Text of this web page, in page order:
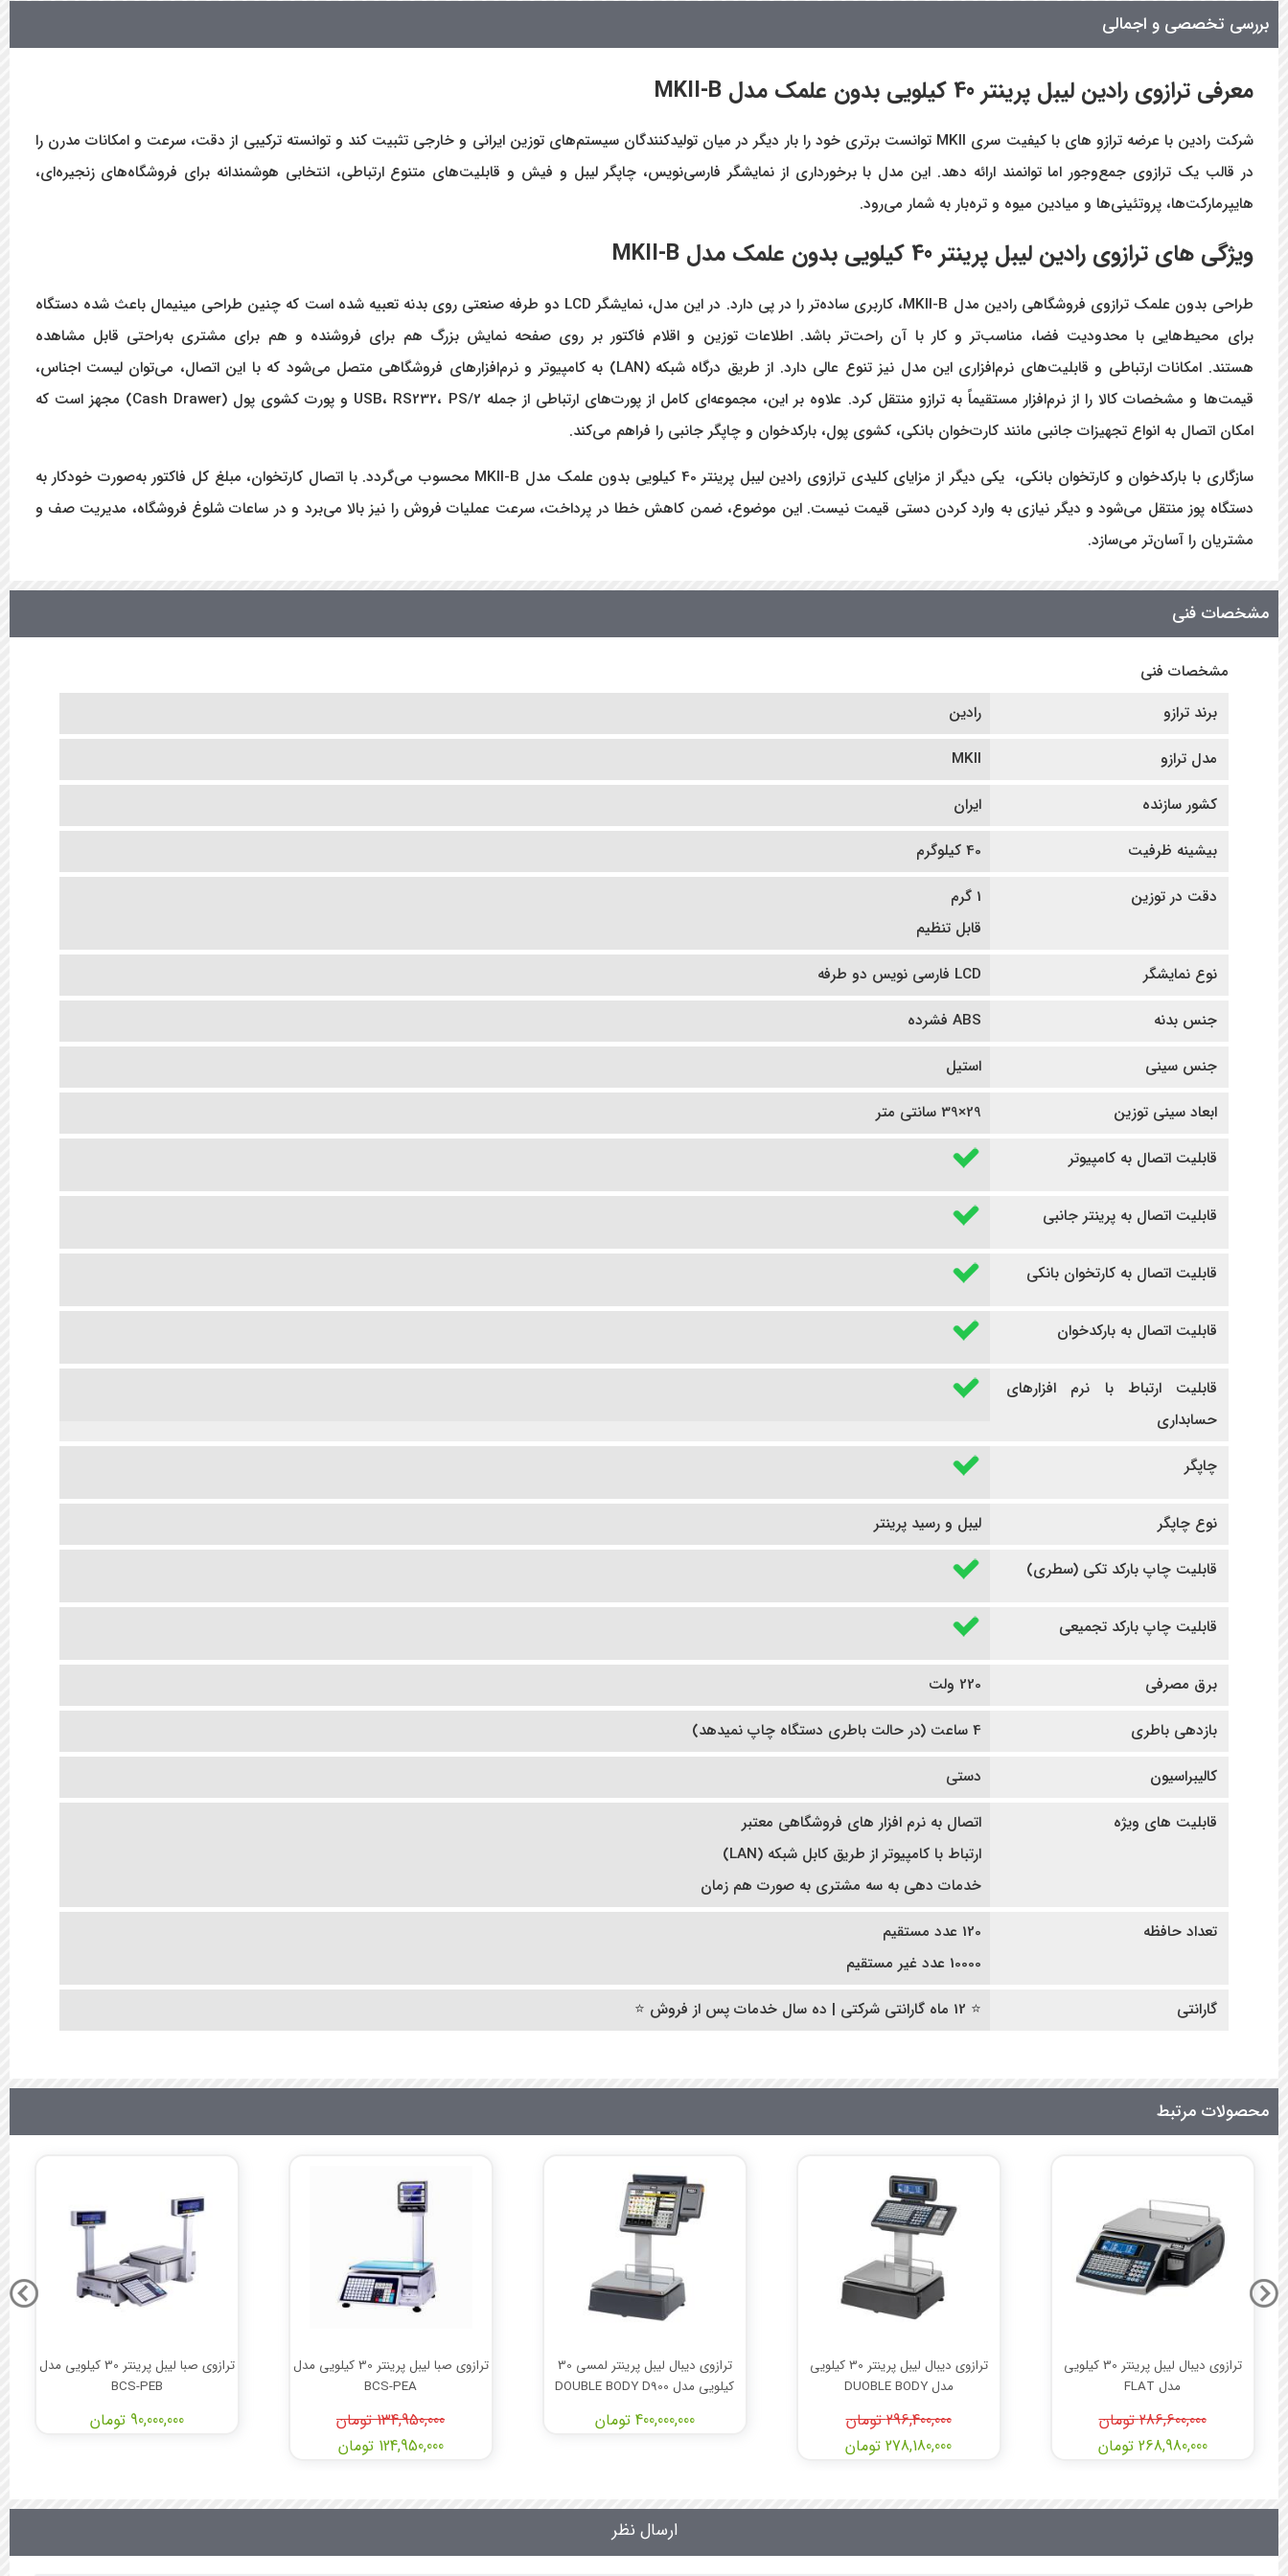
بررسی تخصصی و اجمالی
معرفی ترازوی رادین لیبل پرینتر 40 کیلویی بدون علمک مدل MKII-B
شرکت رادین با عرضه ترازو های با کیفیت سری MKII توانست برتری خود را بار دیگر در میان تولیدکنندگان سیستم‌های توزین ایرانی و خارجی تثبیت کند و توانسته ترکیبی از دقت، سرعت و امکانات مدرن را
در قالب یک ترازوی جمع‌وجور اما توانمند ارائه دهد. این مدل با برخورداری از نمایشگر فارسی‌نویس، چاپگر لیبل و فیش و قابلیت‌های متنوع ارتباطی، انتخابی هوشمندانه برای فروشگاه‌های زنجیره‌ای،
هایپرمارکت‌ها، پروتئینی‌ها و میادین میوه و تره‌بار به شمار می‌رود.
ویژگی های ترازوی رادین لیبل پرینتر 40 کیلویی بدون علمک مدل MKII-B
طراحی بدون علمک ترازوی فروشگاهی رادین مدل MKII-B، کاربری ساده‌تر را در پی دارد. در این مدل، نمایشگر LCD دو طرفه صنعتی روی بدنه تعبیه شده است که چنین طراحی مینیمال باعث شده دستگاه
برای محیط‌هایی با محدودیت فضا، مناسب‌تر و کار با آن راحت‌تر باشد. اطلاعات توزین و اقلام فاکتور بر روی صفحه نمایش بزرگ هم برای فروشنده و هم برای مشتری به‌راحتی قابل مشاهده
هستند. امکانات ارتباطی و قابلیت‌های نرم‌افزاری این مدل نیز تنوع عالی دارد. از طریق درگاه شبکه (LAN) به کامپیوتر و نرم‌افزارهای فروشگاهی متصل می‌شود که با این اتصال، می‌توان لیست اجناس،
قیمت‌ها و مشخصات کالا را از نرم‌افزار مستقیماً به ترازو منتقل کرد. علاوه بر این، مجموعه‌ای کامل از پورت‌های ارتباطی از جمله USB، RS232، PS/2 و پورت کشوی پول (Cash Drawer) مجهز است که
امکان اتصال به انواع تجهیزات جانبی مانند کارت‌خوان بانکی، کشوی پول، بارکدخوان و چاپگر جانبی را فراهم می‌کند.
سازگاری با بارکدخوان و کارتخوان بانکی، یکی دیگر از مزایای کلیدی ترازوی رادین لیبل پرینتر 40 کیلویی بدون علمک مدل MKII-B محسوب می‌گردد. با اتصال کارتخوان، مبلغ کل فاکتور به‌صورت خودکار به
دستگاه پوز منتقل می‌شود و دیگر نیازی به وارد کردن دستی قیمت نیست. این موضوع، ضمن کاهش خطا در پرداخت، سرعت عملیات فروش را نیز بالا می‌برد و در ساعات شلوغ فروشگاه، مدیریت صف و
مشتریان را آسان‌تر می‌سازد.
مشخصات فنی
مشخصات فنی
برند ترازو
رادین
مدل ترازو
MKII
کشور سازنده
ایران
بیشینه ظرفیت
40 کیلوگرم
دقت در توزین
1 گرم
قابل تنظیم
نوع نمایشگر
LCD فارسی نویس دو طرفه
جنس بدنه
ABS فشرده
جنس سینی
استیل
ابعاد سینی توزین
29×39 سانتی متر
قابلیت اتصال به کامپیوتر
قابلیت اتصال به پرینتر جانبی
قابلیت اتصال به کارتخوان بانکی
قابلیت اتصال به بارکدخوان
قابلیت ارتباط با نرم افزارهای
حسابداری
چاپگر
نوع چاپگر
لیبل و رسید پرینتر
قابلیت چاپ بارکد تکی (سطری)
قابلیت چاپ بارکد تجمیعی
برق مصرفی
220 ولت
بازدهی باطری
4 ساعت (در حالت باطری دستگاه چاپ نمیدهد)
کالیبراسیون
دستی
قابلیت های ویژه
اتصال به نرم افزار های فروشگاهی معتبر
ارتباط با کامپیوتر از طریق کابل شبکه (LAN)
خدمات دهی به سه مشتری به صورت هم زمان
تعداد حافظه
120 عدد مستقیم
10000 عدد غیر مستقیم
گارانتی
⭐ 12 ماه گارانتی شرکتی | ده سال خدمات پس از فروش ⭐
محصولات مرتبط
ترازوی صبا لیبل پرینتر 30 کیلویی مدل
BCS-PEB
90,000,000 تومان
ترازوی صبا لیبل پرینتر 30 کیلویی مدل
BCS-PEA
134,950,000 تومان
124,950,000 تومان
ترازوی دیبال لیبل پرینتر لمسی 30
کیلویی مدل DOUBLE BODY D900
400,000,000 تومان
ترازوی دیبال لیبل پرینتر 30 کیلویی
مدل DUOBLE BODY
296,400,000 تومان
278,180,000 تومان
ترازوی دیبال لیبل پرینتر 30 کیلویی
مدل FLAT
286,600,000 تومان
268,980,000 تومان
ارسال نظر